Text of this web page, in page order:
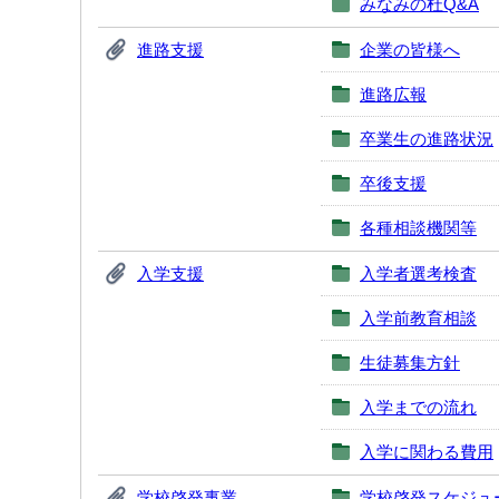
みなみの杜Q&A
進路支援 企業の皆様へ
進路広報
卒業生の進路状況
卒後支援
各種相談機関等
入学支援 入学者選考検査
入学前教育相談
生徒募集方針
入学までの流れ
入学に関わる費用